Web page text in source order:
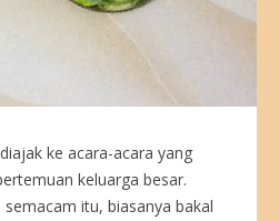
ke acara-acara yang
keluarga besar.
itu, biasanya bakal